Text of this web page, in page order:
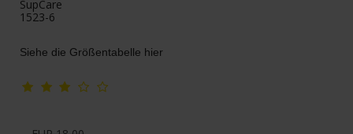
SupCare
1523-6
Siehe die Größentabelle hier